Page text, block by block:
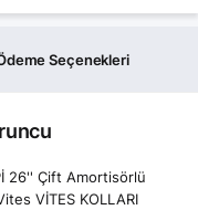
Seçenekleri
26'' Çift Amortisörlü
VİTES KOLLARI